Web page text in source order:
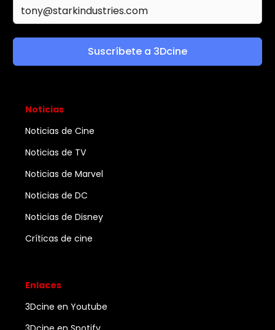
Suscríbete a 3Dcine
Noticias
Noticias de Cine
Noticias de TV
Noticias de Marvel
Noticias de DC
Noticias de Disney
Críticas de cine
Enlaces
3Dcine en Youtube